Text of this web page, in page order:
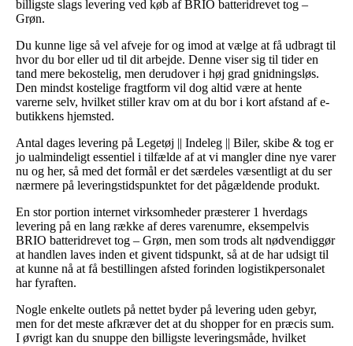
billigste slags levering ved køb af BRIO batteridrevet tog –
Grøn.
Du kunne lige så vel afveje for og imod at vælge at få udbragt til
hvor du bor eller ud til dit arbejde. Denne viser sig til tider en
tand mere bekostelig, men derudover i høj grad gnidningsløs.
Den mindst kostelige fragtform vil dog altid være at hente
varerne selv, hvilket stiller krav om at du bor i kort afstand af e-
butikkens hjemsted.
Antal dages levering på Legetøj || Indeleg || Biler, skibe & tog er
jo ualmindeligt essentiel i tilfælde af at vi mangler dine nye varer
nu og her, så med det formål er det særdeles væsentligt at du ser
nærmere på leveringstidspunktet for det pågældende produkt.
En stor portion internet virksomheder præsterer 1 hverdags
levering på en lang række af deres varenumre, eksempelvis
BRIO batteridrevet tog – Grøn, men som trods alt nødvendiggør
at handlen laves inden et givent tidspunkt, så at de har udsigt til
at kunne nå at få bestillingen afsted forinden logistikpersonalet
har fyraften.
Nogle enkelte outlets på nettet byder på levering uden gebyr,
men for det meste afkræver det at du shopper for en præcis sum.
I øvrigt kan du snuppe den billigste leveringsmåde, hvilket